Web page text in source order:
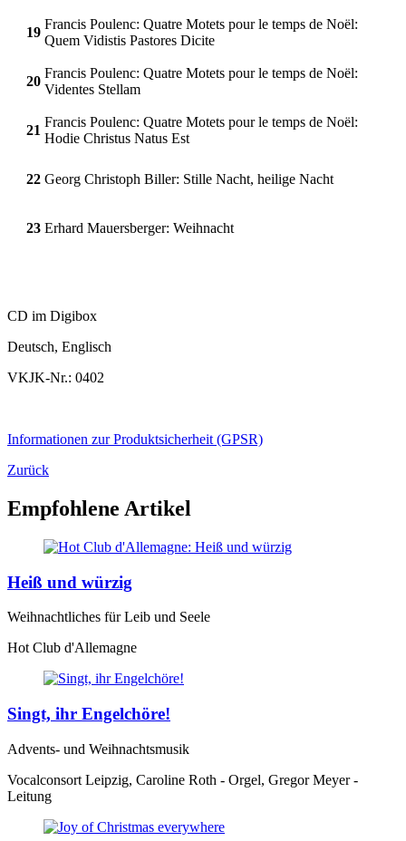
19
Francis Poulenc: Quatre Motets pour le temps de Noël:
Quem Vidistis Pastores Dicite
20
Francis Poulenc: Quatre Motets pour le temps de Noël:
Videntes Stellam
21
Francis Poulenc: Quatre Motets pour le temps de Noël:
Hodie Christus Natus Est
22 Georg Christoph Biller: Stille Nacht, heilige Nacht
23 Erhard Mauersberger: Weihnacht
CD im Digibox
Deutsch, Englisch
VKJK-Nr.: 0402
Informationen zur Produktsicherheit (GPSR)
Zurück
Empfohlene Artikel
Heiß und würzig
Weihnachtliches für Leib und Seele
Hot Club d'Allemagne
Singt, ihr Engelchöre!
Advents- und Weihnachtsmusik
Vocalconsort Leipzig, Caroline Roth - Orgel, Gregor Meyer -
Leitung